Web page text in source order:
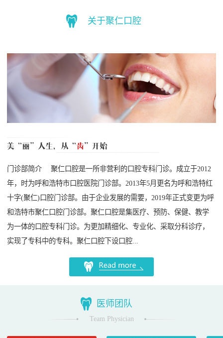
关于聚仁口腔
门诊部简介 聚仁口腔是一所非营利的口腔专科门诊。成立于2012
年，时为呼和浩特市口腔医院门诊部。2013年5月更名为呼和浩特红
十字(聚仁)口腔门诊部。由于企业发展的需要，2019年正式变更为呼
和浩特市聚仁口腔门诊部。聚仁口腔是集医疗、预防、保健、教学
为一体的口腔专科门诊。为更加精细化、专业化、采取分科诊疗，
实现了专科中的专科。聚仁口腔下设口腔...
医师团队
Team Physician